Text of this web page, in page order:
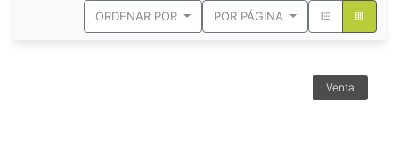
ORDENAR POR POR PÁGINA
Venta